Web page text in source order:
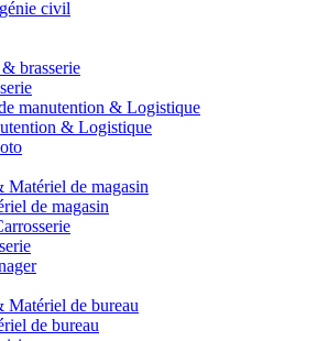
civil
& Logistique
de magasin
de bureau